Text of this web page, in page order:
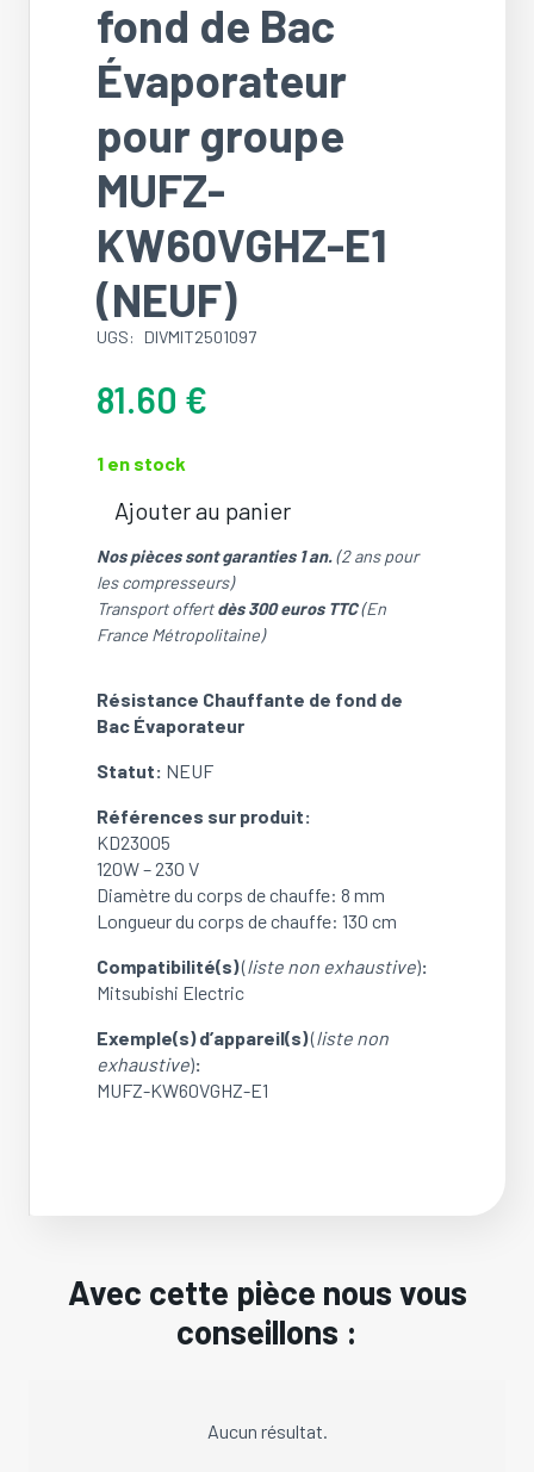
fond de Bac
Évaporateur
pour groupe
MUFZ-
KW60VGHZ-E1
(NEUF)
UGS: DIVMIT2501097
81.60 €
1 en stock
quantité
de
Résistance
Chauffante
de
Bac
Évaporateur
groupe
MUFZ-
KW60VGHZ-
E1
(NEUF)
Ajouter au panier
Nos pièces sont garanties 1 an.(2 ans pour
les compresseurs)
Transport offertdès 300 euros TTC(En
France Métropolitaine)
Résistance Chauffante de fond de
Bac Évaporateur
Statut: NEUF
Références sur produit:
KD23005
120W – 230 V
Diamètre du corps de chauffe: 8 mm
Longueur du corps de chauffe: 130 cm
Compatibilité(s)(liste non exhaustive):
Mitsubishi Electric
Exemple(s) d’appareil(s)(liste non
exhaustive):
MUFZ-KW60VGHZ-E1
Avec cette pièce nous vous
conseillons :
Aucun résultat.